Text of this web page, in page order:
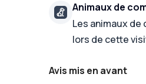
Animaux de
Les animaux de
lors de cette
Avis mis en avant